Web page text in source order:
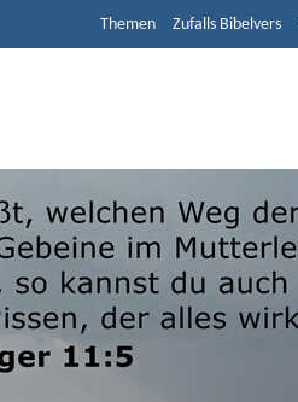
Themen Zufalls Bibelvers